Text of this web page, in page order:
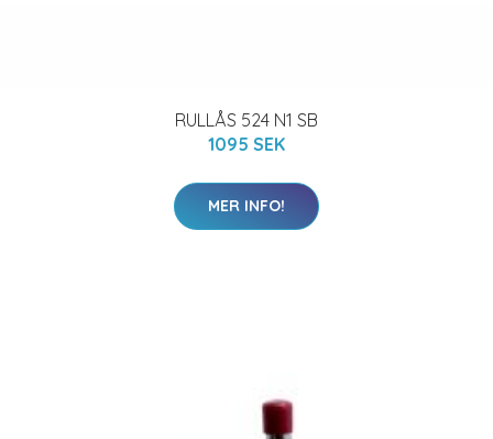
RULLÅS 524 N1 SB
1095 SEK
MER INFO!